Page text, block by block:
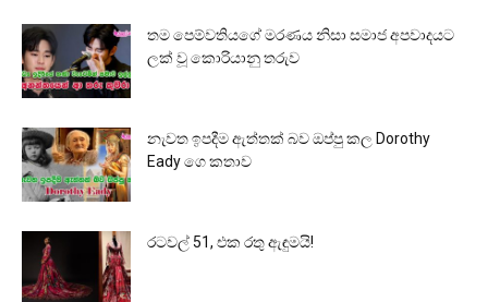
තම පෙම්වතියගේ මරණය නිසා සමාජ අපවාදයට
ලක් වූ කොරියානු තරුව
නැවත ඉපදීම ඇත්තක් බව ඔප්පු කල Dorothy
Eady ගෙ කතාව
රටවල් 51, එක රතු ඇඳුමයි!